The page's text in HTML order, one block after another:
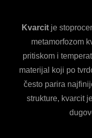
Kvarcitje
metamorfozom
pritiskom i
materijal koji po
često parira
strukture, kvarcit